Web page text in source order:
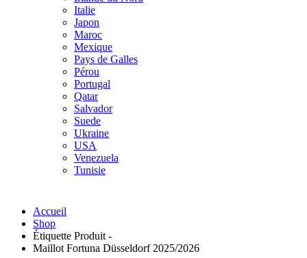
Italie
Japon
Maroc
Mexique
Pays de Galles
Pérou
Portugal
Qatar
Salvador
Suede
Ukraine
USA
Venezuela
Tunisie
Accueil
Shop
Étiquette Produit -
Maillot Fortuna Düsseldorf 2025/2026